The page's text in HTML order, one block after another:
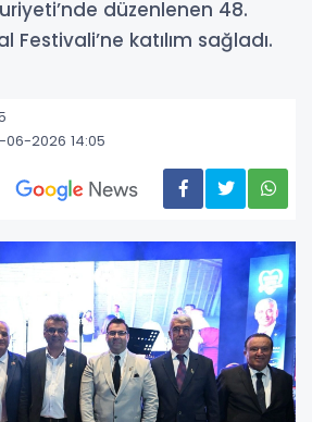
düzenlenen 48.
Festivali’ne katılım sağladı.
2026 14:05